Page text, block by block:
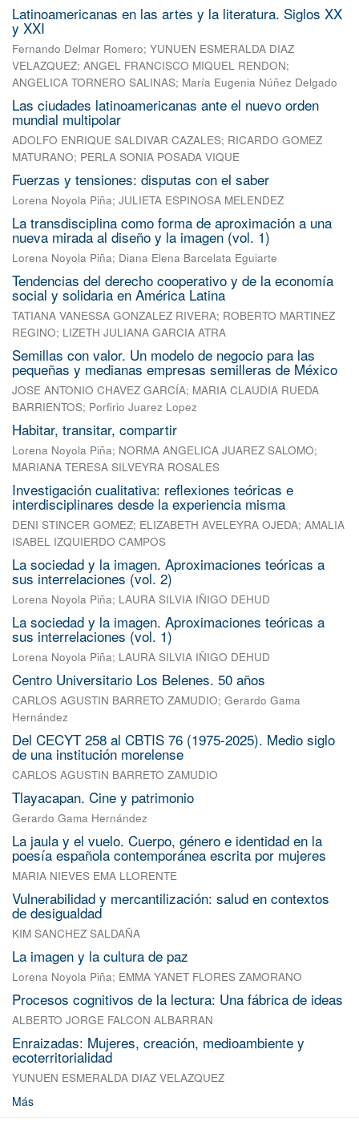
Latinoamericanas en las artes y la literatura. Siglos XX
y XXI
Fernando Delmar Romero; YUNUEN ESMERALDA DIAZ
VELAZQUEZ; ANGEL FRANCISCO MIQUEL RENDON;
ANGELICA TORNERO SALINAS; María Eugenia Núñez Delgado
Las ciudades latinoamericanas ante el nuevo orden
mundial multipolar
ADOLFO ENRIQUE SALDIVAR CAZALES; RICARDO GOMEZ
MATURANO; PERLA SONIA POSADA VIQUE
Fuerzas y tensiones: disputas con el saber
Lorena Noyola Piña; JULIETA ESPINOSA MELENDEZ
La transdisciplina como forma de aproximación a una
nueva mirada al diseño y la imagen (vol. 1)
Lorena Noyola Piña; Diana Elena Barcelata Eguiarte
Tendencias del derecho cooperativo y de la economía
social y solidaria en América Latina
TATIANA VANESSA GONZALEZ RIVERA; ROBERTO MARTINEZ
REGINO; LIZETH JULIANA GARCIA ATRA
Semillas con valor. Un modelo de negocio para las
pequeñas y medianas empresas semilleras de México
JOSE ANTONIO CHAVEZ GARCÍA; MARIA CLAUDIA RUEDA
BARRIENTOS; Porfirio Juarez Lopez
Habitar, transitar, compartir
Lorena Noyola Piña; NORMA ANGELICA JUAREZ SALOMO;
MARIANA TERESA SILVEYRA ROSALES
Investigación cualitativa: reflexiones teóricas e
interdisciplinares desde la experiencia misma
DENI STINCER GOMEZ; ELIZABETH AVELEYRA OJEDA; AMALIA
ISABEL IZQUIERDO CAMPOS
La sociedad y la imagen. Aproximaciones teóricas a
sus interrelaciones (vol. 2)
Lorena Noyola Piña; LAURA SILVIA IÑIGO DEHUD
La sociedad y la imagen. Aproximaciones teóricas a
sus interrelaciones (vol. 1)
Lorena Noyola Piña; LAURA SILVIA IÑIGO DEHUD
Centro Universitario Los Belenes. 50 años
CARLOS AGUSTIN BARRETO ZAMUDIO; Gerardo Gama
Hernández
Del CECYT 258 al CBTIS 76 (1975-2025). Medio siglo
de una institución morelense
CARLOS AGUSTIN BARRETO ZAMUDIO
Tlayacapan. Cine y patrimonio
Gerardo Gama Hernández
La jaula y el vuelo. Cuerpo, género e identidad en la
poesía española contemporánea escrita por mujeres
MARIA NIEVES EMA LLORENTE
Vulnerabilidad y mercantilización: salud en contextos
de desigualdad
KIM SANCHEZ SALDAÑA
La imagen y la cultura de paz
Lorena Noyola Piña; EMMA YANET FLORES ZAMORANO
Procesos cognitivos de la lectura: Una fábrica de ideas
ALBERTO JORGE FALCON ALBARRAN
Enraizadas: Mujeres, creación, medioambiente y
ecoterritorialidad
YUNUEN ESMERALDA DIAZ VELAZQUEZ
Más